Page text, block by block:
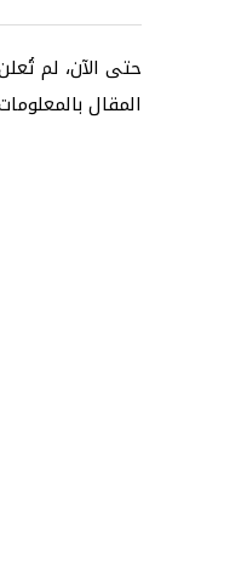
حتى الآن، لم
المقال